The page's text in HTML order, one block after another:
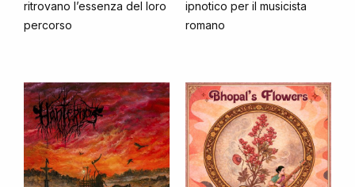
ritrovano l’essenza del loro
percorso
ipnotico per il musicista
romano